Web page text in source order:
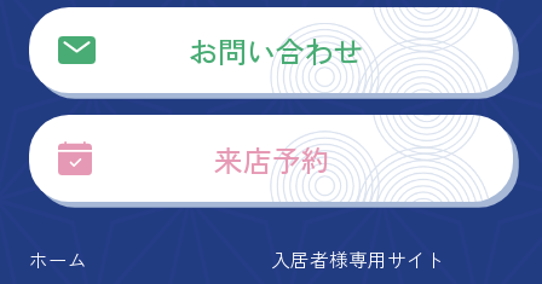
お問い合わせ
来店予約
ホーム
入居者様専用サイト